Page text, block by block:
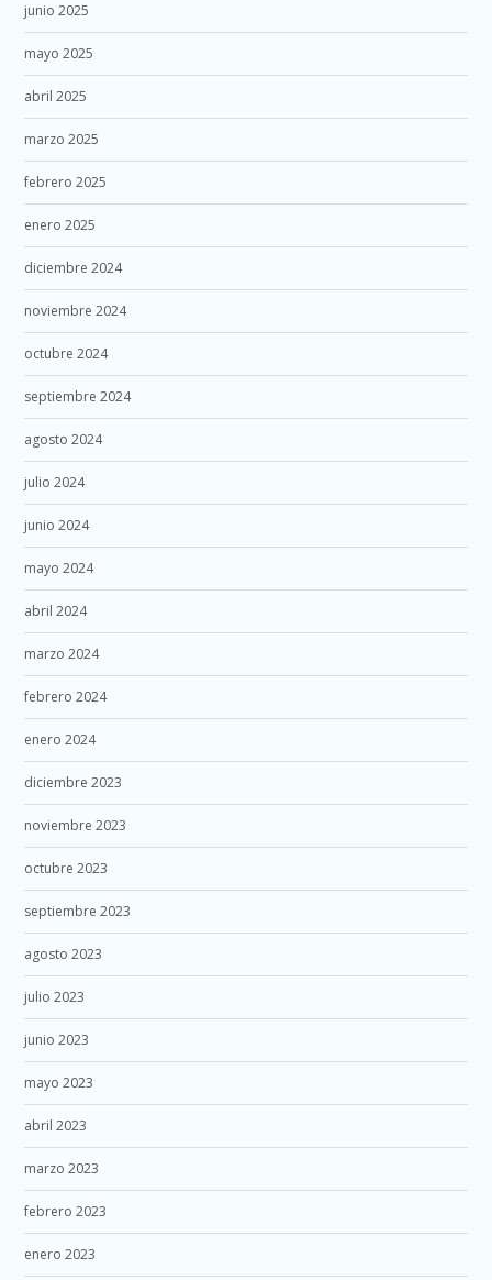
junio 2025
mayo 2025
abril 2025
marzo 2025
febrero 2025
enero 2025
diciembre 2024
noviembre 2024
octubre 2024
septiembre 2024
agosto 2024
julio 2024
junio 2024
mayo 2024
abril 2024
marzo 2024
febrero 2024
enero 2024
diciembre 2023
noviembre 2023
octubre 2023
septiembre 2023
agosto 2023
julio 2023
junio 2023
mayo 2023
abril 2023
marzo 2023
febrero 2023
enero 2023